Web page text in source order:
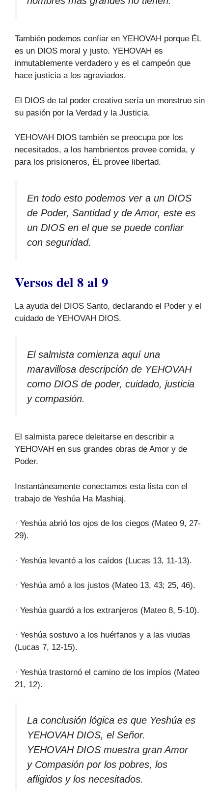
También podemos confiar en YEHOVAH porque ÉL
es un DIOS moral y justo. YEHOVAH es
inmutablemente verdadero y es el campeón que
hace justicia a los agraviados.
El DIOS de tal poder creativo sería un monstruo sin
su pasión por la Verdad y la Justicia.
YEHOVAH DIOS también se preocupa por los
necesitados, a los hambrientos provee comida, y
para los prisioneros, ÉL provee libertad.
En todo esto podemos ver a un DIOS
de Poder, Santidad y de Amor, este es
un DIOS en el que se puede confiar
con seguridad.
Versos del 8 al 9
La ayuda del DIOS Santo, declarando el Poder y el
cuidado de YEHOVAH DIOS.
El salmista comienza aquí una
maravillosa descripción de YEHOVAH
como DIOS de poder, cuidado, justicia
y compasión.
El salmista parece deleitarse en describir a
YEHOVAH en sus grandes obras de Amor y de
Poder.
Instantáneamente conectamos esta lista con el
trabajo de Yeshúa Ha Mashiaj.
· Yeshúa abrió los ojos de los ciegos (Mateo 9, 27-
29).
· Yeshúa levantó a los caídos (Lucas 13, 11-13).
· Yeshúa amó a los justos (Mateo 13, 43; 25, 46).
· Yeshúa guardó a los extranjeros (Mateo 8, 5-10).
· Yeshúa sostuvo a los huérfanos y a las viudas
(Lucas 7, 12-15).
· Yeshúa trastornó el camino de los impíos (Mateo
21, 12).
La conclusión lógica es que Yeshúa es
YEHOVAH DIOS, el Señor.
YEHOVAH DIOS muestra gran Amor
y Compasión por los pobres, los
afligidos y los necesitados.